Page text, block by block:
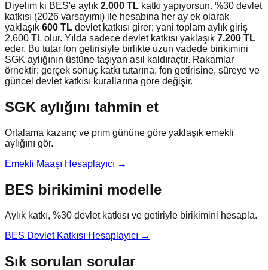
Diyelim ki BES'e aylık 2.000 TL katkı yapıyorsun. %30 devlet
katkısı (2026 varsayımı) ile hesabına her ay ek olarak
yaklaşık 600 TL devlet katkısı girer; yani toplam aylık giriş
2.600 TL olur. Yılda sadece devlet katkısı yaklaşık 7.200 TL
eder. Bu tutar fon getirisiyle birlikte uzun vadede birikimini
SGK aylığının üstüne taşıyan asıl kaldıraçtır. Rakamlar
örnektir; gerçek sonuç katkı tutarına, fon getirisine, süreye ve
güncel devlet katkısı kurallarına göre değişir.
SGK aylığını tahmin et
Ortalama kazanç ve prim gününe göre yaklaşık emekli
aylığını gör.
Emekli Maaşı Hesaplayıcı →
BES birikimini modelle
Aylık katkı, %30 devlet katkısı ve getiriyle birikimini hesapla.
BES Devlet Katkısı Hesaplayıcı →
Sık sorulan sorular